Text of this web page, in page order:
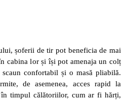
șoferii de tir pot beneficia de mai
cabina lor și își pot amenaja un colț
confortabil și o masă pliabilă.
de asemenea, acces rapid la
în timpul călătoriilor, cum ar fi hărți,